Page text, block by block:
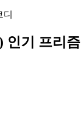
인기 프리즘